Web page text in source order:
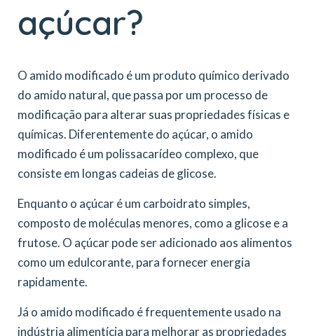
açúcar?
O amido modificado é um produto químico derivado
do amido natural, que passa por um processo de
modificação para alterar suas propriedades físicas e
químicas. Diferentemente do açúcar, o amido
modificado é um polissacarídeo complexo, que
consiste em longas cadeias de glicose.
Enquanto o açúcar é um carboidrato simples,
composto de moléculas menores, como a glicose e a
frutose. O açúcar pode ser adicionado aos alimentos
como um edulcorante, para fornecer energia
rapidamente.
Já o amido modificado é frequentemente usado na
indústria alimentícia para melhorar as propriedades